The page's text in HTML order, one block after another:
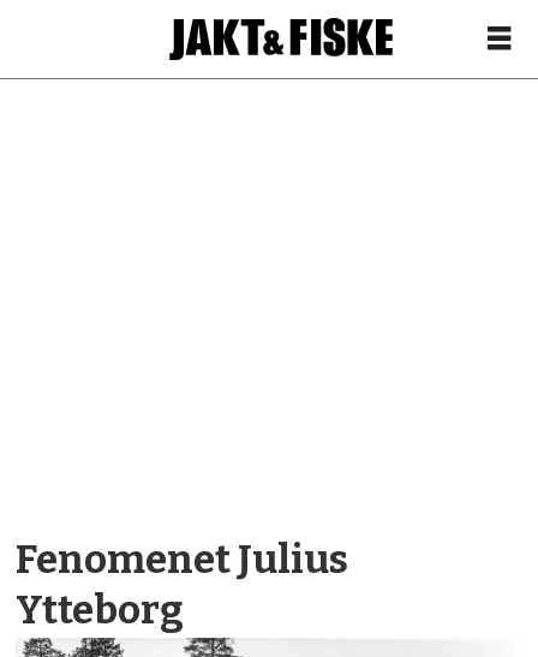
Fenomenet Julius
Ytteborg